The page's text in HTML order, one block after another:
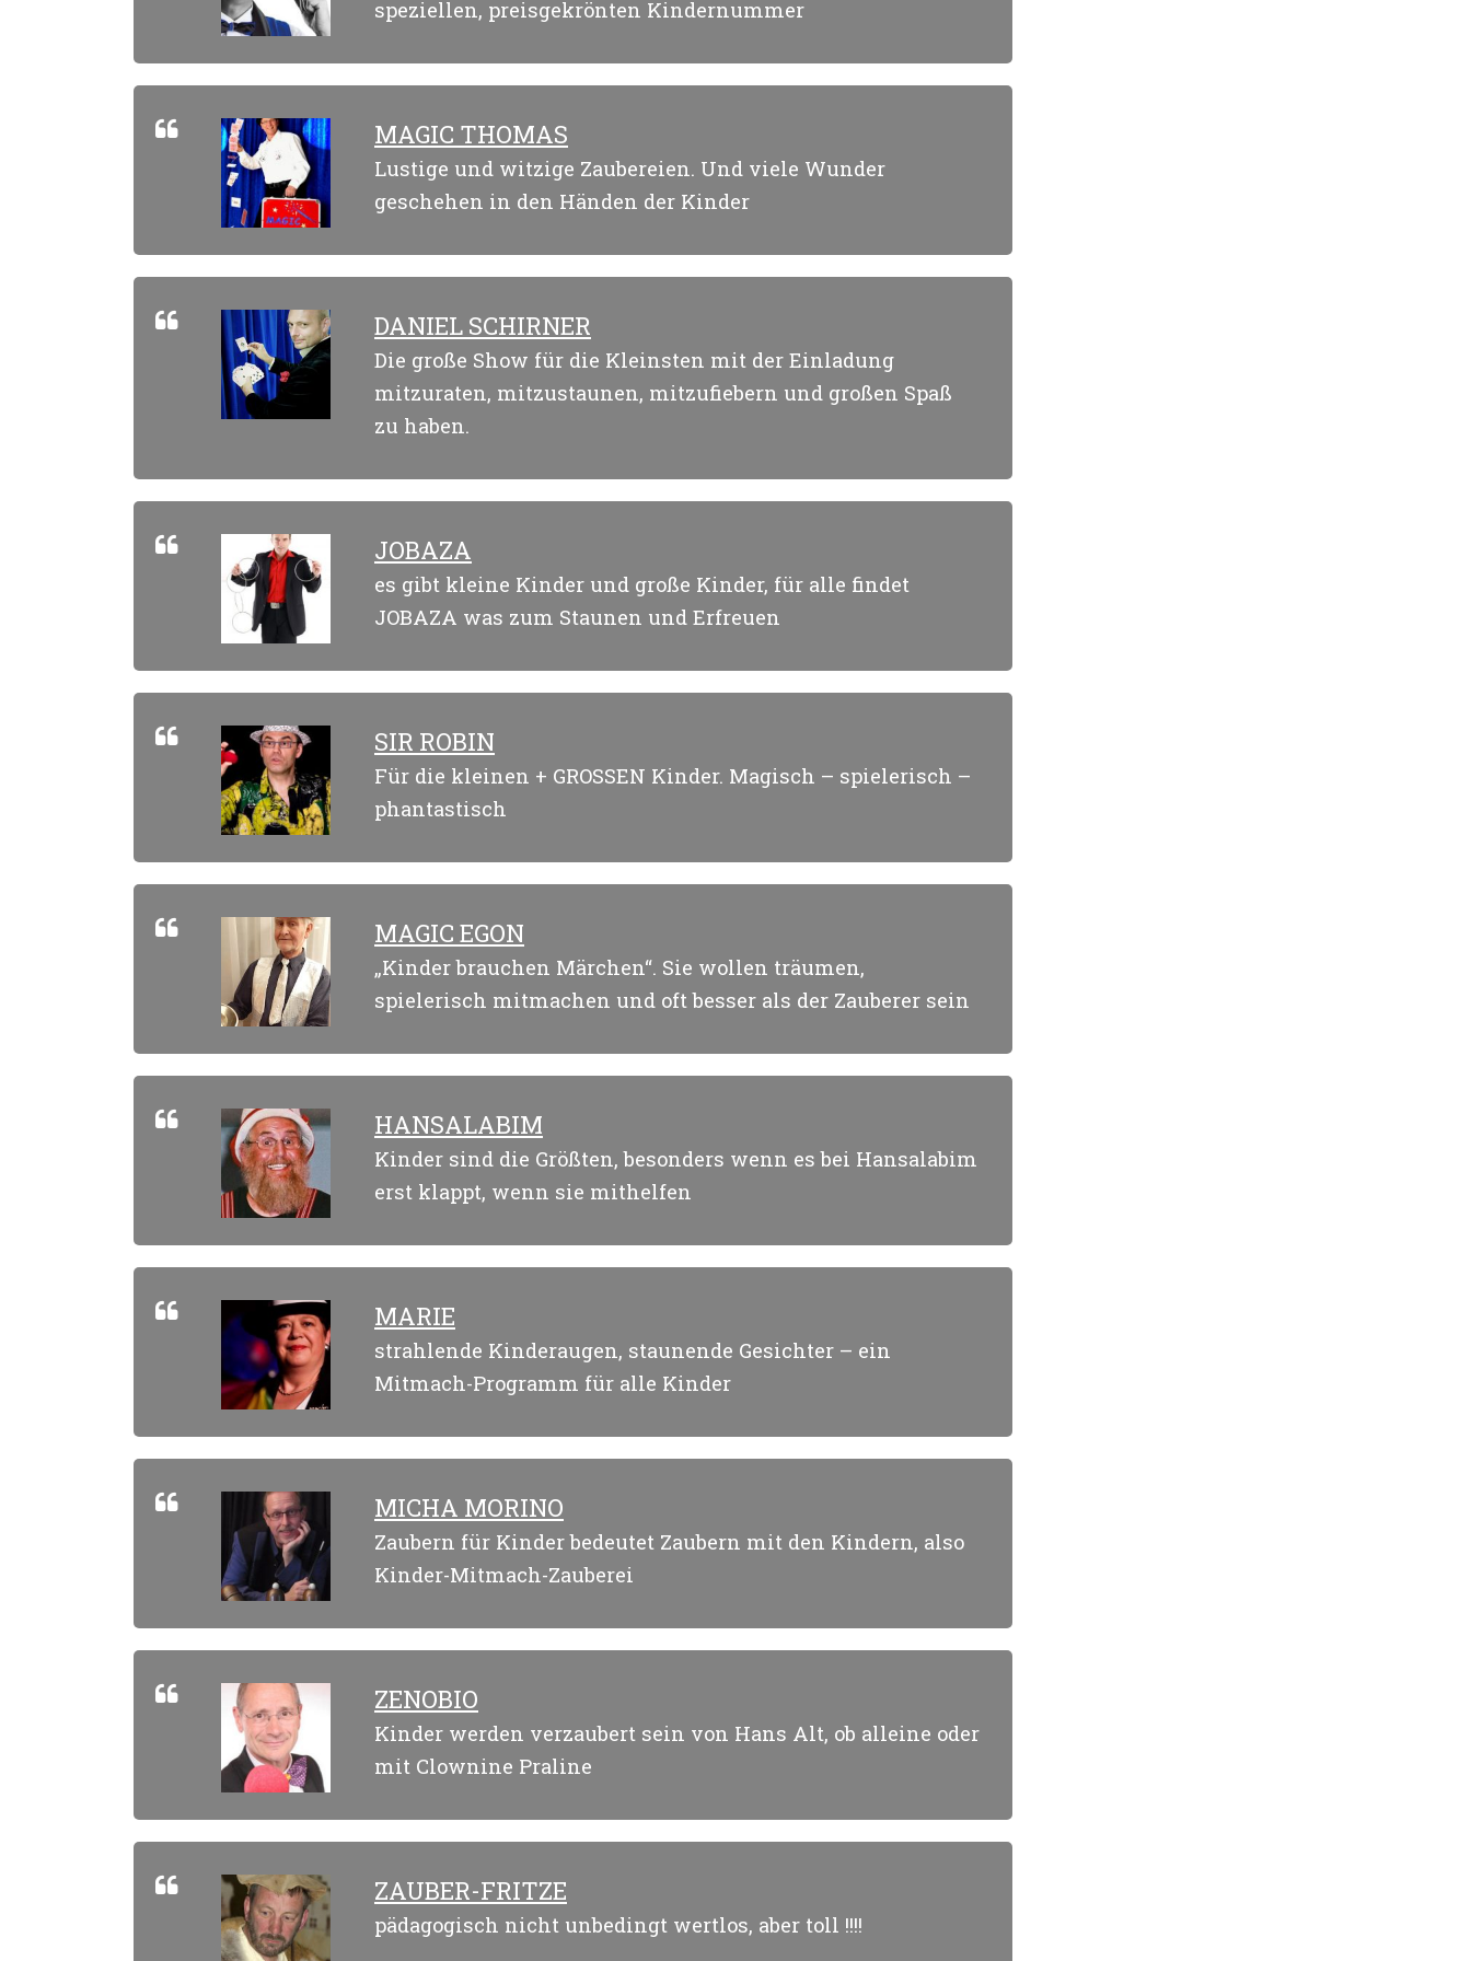
speziellen, preisgekrönten Kindernummer
MAGIC THOMAS
Lustige und witzige Zaubereien. Und viele Wunder
geschehen in den Händen der Kinder
DANIEL SCHIRNER
Die große Show für die Kleinsten mit der Einladung
mitzuraten, mitzustaunen, mitzufiebern und großen Spaß
zu haben.
JOBAZA
es gibt kleine Kinder und große Kinder, für alle findet
JOBAZA was zum Staunen und Erfreuen
SIR ROBIN
Für die kleinen + GROSSEN Kinder. Magisch – spielerisch –
phantastisch
MAGIC EGON
„Kinder brauchen Märchen“. Sie wollen träumen,
spielerisch mitmachen und oft besser als der Zauberer sein
HANSALABIM
Kinder sind die Größten, besonders wenn es bei Hansalabim
erst klappt, wenn sie mithelfen
MARIE
strahlende Kinderaugen, staunende Gesichter – ein
Mitmach-Programm für alle Kinder
MICHA MORINO
Zaubern für Kinder bedeutet Zaubern mit den Kindern, also
Kinder-Mitmach-Zauberei
ZENOBIO
Kinder werden verzaubert sein von Hans Alt, ob alleine oder
mit Clownine Praline
ZAUBER-FRITZE
pädagogisch nicht unbedingt wertlos, aber toll !!!!